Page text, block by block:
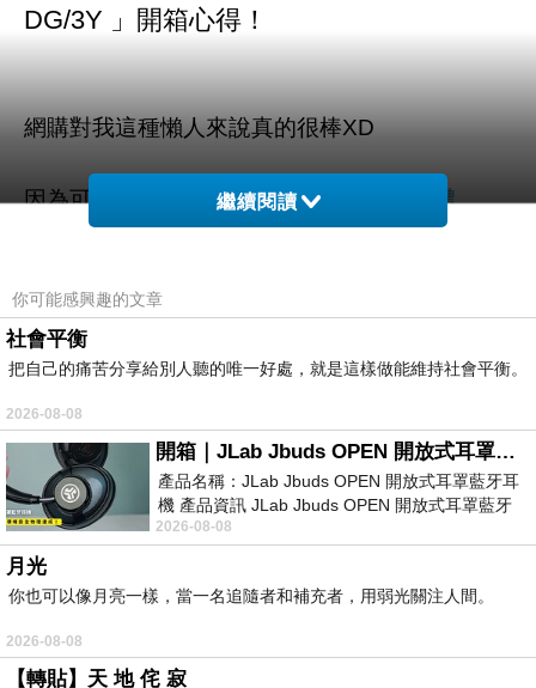
DG/3Y 」 開箱心得！
網購對我這種懶人來說真的很棒XD
因為可以直送到家中或超商取貨 刷卡滿額禮
例如生活用品到電子3C或團購美食
不怕你買不到只怕你想不到A_A！
最近在PTT上看到「 HP ZBook15UG2 商用筆
記型電腦 M3G75PA 15WFHD/i7-
5600U/1T+256G/8G/AMD 1G/WIN8.1Pro
DG/3Y 」真的很想要！
其實早就很想買了！
繼續閱讀
你可能感興趣的文章
社會平衡
把自己的痛苦分享給別人聽的唯一好處，就是這樣做能維持社會平衡。
2026-08-08
開箱｜JLab Jbuds OPEN 開放式耳罩藍牙耳機 - 設計美學，輕巧、透氣、環境音全物理達成！
產品名稱：JLab Jbuds OPEN 開放式耳罩藍牙耳
機 產品資訊 JLab Jbuds OPEN 開放式耳罩藍牙
耳機評語：非常有特色，值得喜愛美型工
2026-08-08
月光
你也可以像月亮一樣，當一名追隨者和補充者，用弱光關注人間。
2026-08-08
【轉貼】天 地 侘 寂